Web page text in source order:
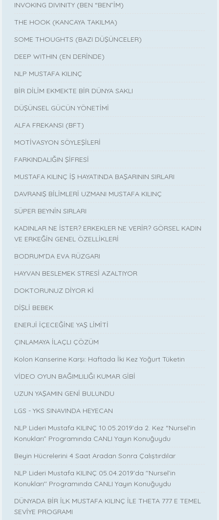
INVOKING DIVINITY (BEN “BEN”İM)
THE HOOK (KANCAYA TAKILMA)
SOME THOUGHTS (BAZI DÜŞÜNCELER)
DEEP WITHIN (EN DERİNDE)
NLP MUSTAFA KILINÇ
BİR DİLİM EKMEKTE BİR DÜNYA SAKLI
DÜŞÜNSEL GÜCÜN YÖNETİMİ
ALFA FREKANSI (BFT)
MOTİVASYON SÖYLEŞİLERİ
FARKINDALIĞIN ŞİFRESİ
MUSTAFA KILINÇ İŞ HAYATINDA BAŞARININ SIRLARI
DAVRANIŞ BİLİMLERİ UZMANI MUSTAFA KILINÇ
SÜPER BEYNİN SIRLARI
KADINLAR NE İSTER? ERKEKLER NE VERİR? GÖRSEL KADIN
VE ERKEĞİN GENEL ÖZELLİKLERİ
BODRUM’DA EVA RÜZGARI
HAYVAN BESLEMEK STRESİ AZALTIYOR
DOKTORUNUZ DİYOR Kİ
DİŞLİ BEBEK
ENERJİ İÇECEĞİNE YAŞ LİMİTİ
ÇINLAMAYA İLAÇLI ÇÖZÜM
Kolon Kanserine Karşı: Haftada İki Kez Yoğurt Tüketin
VİDEO OYUN BAĞIMLILIĞI KUMAR GİBİ
UZUN YAŞAMIN GENİ BULUNDU
LGS - YKS SINAVINDA HEYECAN
NLP Lideri Mustafa KILINÇ 10.05.2019’da 2. Kez “Nursel’in
Konukları” Programında CANLI Yayın Konuğuydu
Beyin Hücrelerini 4 Saat Aradan Sonra Çalıştırdılar
NLP Lideri Mustafa KILINÇ 05.04.2019'da ''Nursel’in
Konukları'' Programında CANLI Yayın Konuğuydu
DÜNYADA BİR İLK MUSTAFA KILINÇ İLE THETA 777 E TEMEL
SEVİYE PROGRAMI